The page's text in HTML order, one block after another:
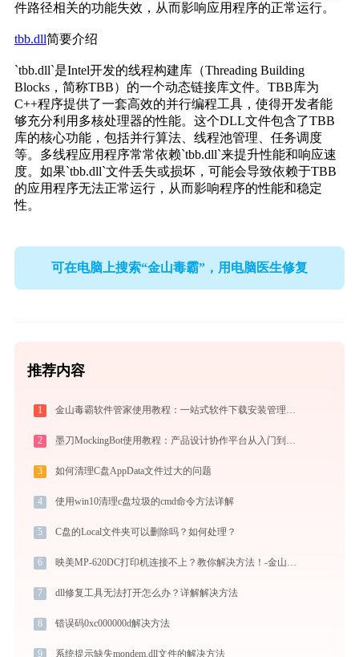
件路径相关的功能失效，从而影响应用程序的正常运行。
tbb.dll简要介绍
`tbb.dll`是Intel开发的线程构建库（Threading Building
Blocks，简称TBB）的一个动态链接库文件。TBB库为
C++程序提供了一套高效的并行编程工具，使得开发者能
够充分利用多核处理器的性能。这个DLL文件包含了TBB
库的核心功能，包括并行算法、线程池管理、任务调度
等。多线程应用程序常常依赖`tbb.dll`来提升性能和响应速
度。如果`tbb.dll`文件丢失或损坏，可能会导致依赖于TBB
的应用程序无法正常运行，从而影响程序的性能和稳定
性。
可在电脑上搜索“金山毒霸”，用电脑医生修复
推荐内容
1 金山毒霸软件管家使用教程：一站式软件下载安装管理，让电脑始终保持最佳状态
2 墨刀MockingBot使用教程：产品设计协作平台从入门到精通
3 如何清理C盘AppData文件过大的问题
4 使用win10清理c盘垃圾的cmd命令方法详解
5 C盘的Local文件夹可以删除吗？如何处理？
6 映美MP-620DC打印机连接不上？教你解决方法！-金山毒霸
7 dll修复工具无法打开怎么办？详解解决方法
8 错误码0xc000000d解决方法
9 系统提示缺失mondem.dll文件的解决方法